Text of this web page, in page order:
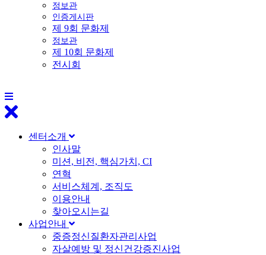
정보관
인증게시판
제 9회 문화제
정보관
제 10회 문화제
전시회
센터소개
인사말
미션, 비전, 핵심가치, CI
연혁
서비스체계, 조직도
이용안내
찾아오시는길
사업안내
중증정신질환자관리사업
자살예방 및 정신건강증진사업